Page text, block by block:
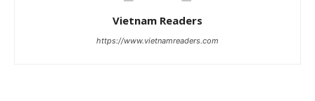
Vietnam Readers
https://www.vietnamreaders.com